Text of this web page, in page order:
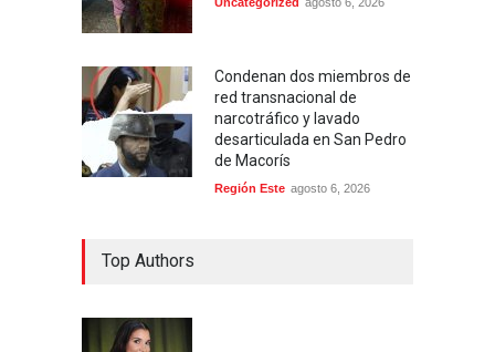
Condenan dos miembros de
red transnacional de
narcotráfico y lavado
desarticulada en San Pedro
de Macorís
Región Este agosto 6, 2026
Top Authors